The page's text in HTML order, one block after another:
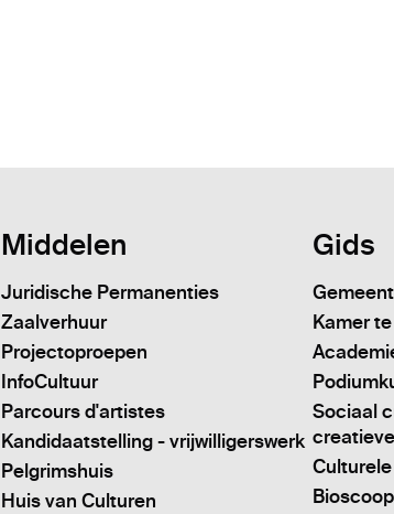
Middelen
Juridische Permanenties
Zaalverhuur
Projectoproepen
InfoCultuur
Parcours d'artistes
Kandidaatstelling - vrijwilligerswerk
Pelgrimshuis
Huis van Culturen
Gids
Kamer
Sociaal